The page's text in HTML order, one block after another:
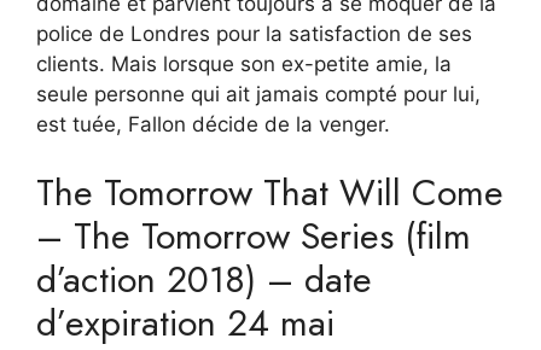
police de Londres pour la satisfaction de ses
clients. Mais lorsque son ex-petite amie, la
seule personne qui ait jamais compté pour lui,
est tuée, Fallon décide de la venger.
The Tomorrow That Will Come
– The Tomorrow Series (film
d’action 2018) – date
d’expiration 24 mai